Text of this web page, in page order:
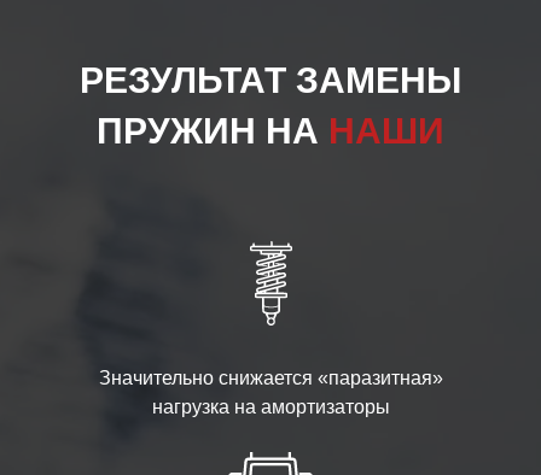
РЕЗУЛЬТАТ ЗАМЕНЫ
ПРУЖИН НА НАШИ
Значительно снижается «паразитная»
нагрузка на амортизаторы